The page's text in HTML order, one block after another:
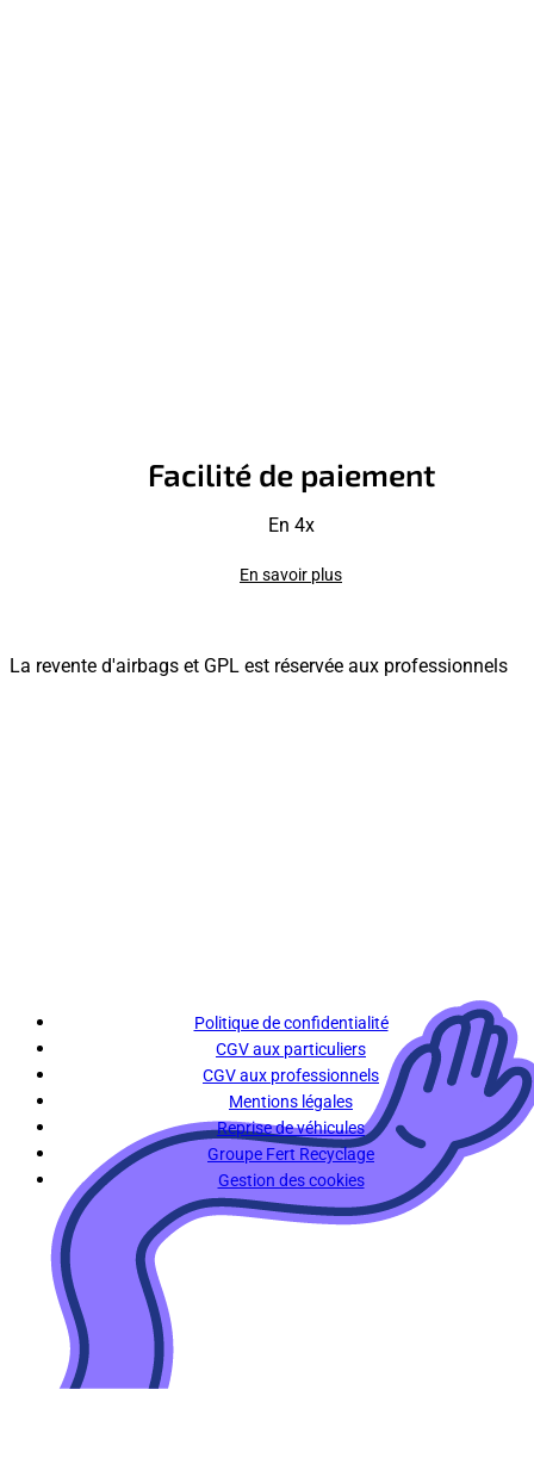
Facilité de paiement
En 4x
En savoir plus
La revente d'airbags et GPL est réservée aux professionnels
Politique de confidentialité
CGV aux particuliers
CGV aux professionnels
Mentions légales
Reprise de véhicules
Groupe Fert Recyclage
Gestion des cookies